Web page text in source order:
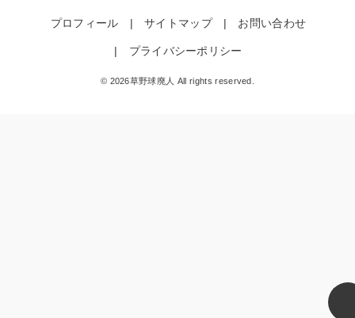
プロフィール サイトマップ お問い合わせ
プライバシーポリシー
© 2026草野球廃人 All rights reserved.